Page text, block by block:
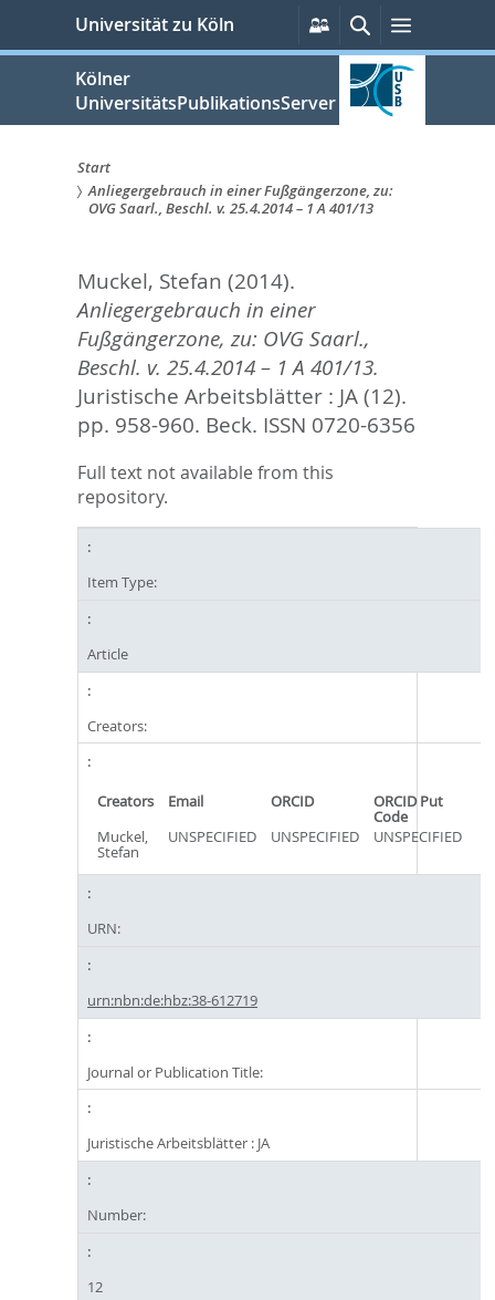
springen
Universität zu Köln
Persönliche
Services
SucheMenü
Kölner
UniversitätsPublikationsServer
Sie
hier:
Start
Anliegergebrauch in einer Fußgängerzone, zu:
OVG Saarl., Beschl. v. 25.4.2014 – 1 A 401/13
Muckel, Stefan (2014).
Anliegergebrauch in einer
Fußgängerzone, zu: OVG Saarl.,
Beschl. v. 25.4.2014 – 1 A 401/13.
Juristische Arbeitsblätter : JA (12).
pp. 958-960. Beck. ISSN 0720-6356
Full text not available from this
repository.
Item Type:
Article
Creators:
Creators Email ORCID ORCID Put
Code
Muckel,
Stefan
UNSPECIFIED UNSPECIFIED UNSPECIFIED
URN:
urn:nbn:de:hbz:38-612719
Journal or Publication Title:
Juristische Arbeitsblätter : JA
Number:
12